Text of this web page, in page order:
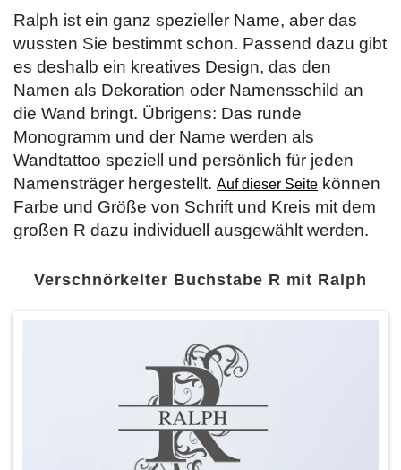
Ralph ist ein ganz spezieller Name, aber das
wussten Sie bestimmt schon. Passend dazu gibt
es deshalb ein kreatives Design, das den
Namen als Dekoration oder Namensschild an
die Wand bringt. Übrigens: Das runde
Monogramm und der Name werden als
Wandtattoo speziell und persönlich für jeden
Namensträger hergestellt. Auf dieser Seite können
Farbe und Größe von Schrift und Kreis mit dem
großen R dazu individuell ausgewählt werden.
Verschnörkelter Buchstabe R mit Ralph